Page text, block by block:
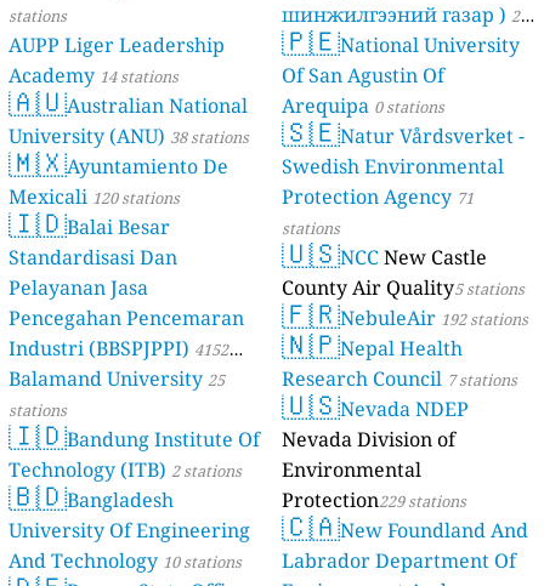
stations
AUPP Liger Leadership
Academy 14 stations
🇦🇺Australian National
University (ANU) 38 stations
🇲🇽Ayuntamiento De
Mexicali 120 stations
🇮🇩Balai Besar
Standardisasi Dan
Pelayanan Jasa
Pencegahan Pencemaran
Industri (BBSPJPPI) 4152
stations
Balamand University25
stations
🇮🇩Bandung Institute Of
Technology (ITB) 2 stations
🇧🇩Bangladesh
University Of Engineering
And Technology 10 stations
шинжилгээний газар ) 21
stations
🇵🇪National University
Of San Agustin Of
Arequipa 0 stations
🇸🇪Natur Vårdsverket -
Swedish Environmental
Protection Agency 71
stations
🇺🇸NCCNew Castle
County Air Quality5 stations
🇫🇷NebuleAir 192 stations
🇳🇵Nepal Health
Research Council 7 stations
🇺🇸Nevada NDEP
Nevada Division of
Environmental
Protection229 stations
🇨🇦New Foundland And
Labrador Department Of